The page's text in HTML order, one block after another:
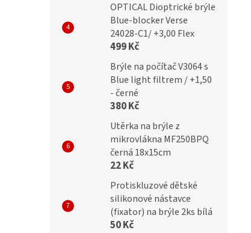
OPTICAL Dioptrické brýle
Blue-blocker Verse
24028-C1/ +3,00 Flex
499 Kč
Brýle na počítač V3064 s
Blue light filtrem / +1,50
- černé
380 Kč
Utěrka na brýle z
mikrovlákna MF250BPQ
černá 18x15cm
22 Kč
Protiskluzové dětské
silikonové nástavce
(fixator) na brýle 2ks bílá
50 Kč